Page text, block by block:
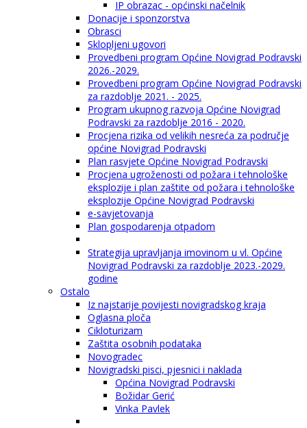
IP obrazac - općinski načelnik
Donacije i sponzorstva
Obrasci
Sklopljeni ugovori
Provedbeni program Općine Novigrad Podravski
2026.-2029.
Provedbeni program Općine Novigrad Podravski
za razdoblje 2021. - 2025.
Program ukupnog razvoja Općine Novigrad
Podravski za razdoblje 2016 - 2020.
Procjena rizika od velikih nesreća za područje
općine Novigrad Podravski
Plan rasvjete Općine Novigrad Podravski
Procjena ugroženosti od požara i tehnološke
eksplozije i plan zaštite od požara i tehnološke
eksplozije Općine Novigrad Podravski
e-savjetovanja
Plan gospodarenja otpadom
Strategija upravljanja imovinom u vl. Općine
Novigrad Podravski za razdoblje 2023.-2029.
godine
Ostalo
Iz najstarije povijesti novigradskog kraja
Oglasna ploča
Cikloturizam
Zaštita osobnih podataka
Novogradec
Novigradski pisci, pjesnici i naklada
Općina Novigrad Podravski
Božidar Gerić
Vinka Pavlek